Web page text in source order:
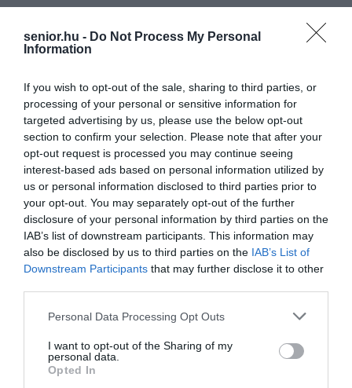
senior.hu - Do Not Process My Personal
Information
If you wish to opt-out of the sale, sharing to third parties, or
processing of your personal or sensitive information for
targeted advertising by us, please use the below opt-out
section to confirm your selection. Please note that after your
opt-out request is processed you may continue seeing
interest-based ads based on personal information utilized by
us or personal information disclosed to third parties prior to
your opt-out. You may separately opt-out of the further
disclosure of your personal information by third parties on the
IAB’s list of downstream participants. This information may
also be disclosed by us to third parties on the IAB’s List of
Downstream Participants that may further disclose it to other
Please note that this website/app uses one or more Google
not limited to your visit or usage behaviour. You may click to
grant or deny consent to Google and its third-party tags to
use your data for below specified purposes in below Google
Personal Data Processing Opt Outs
I want to opt-out of the Sharing of my
personal data.
Opted In